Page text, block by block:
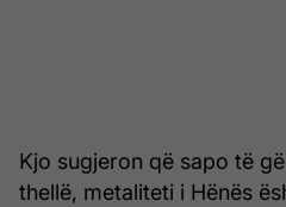
Kjo sugjeron që sapo të
thellë, metaliteti i Hënës